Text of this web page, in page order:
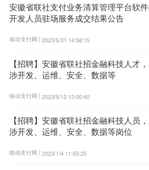
安徽省联社支付业务清算管理平台软件
开发人员驻场服务成交结果公告
移动支付网 | 2023/5/31 14:58:15
【招聘】安徽省联社招金融科技人才，
涉开发、运维、安全、数据等
移动支付网 | 2023/5/12 12:00:40
【招聘】安徽省联社招金融科技人员，
涉开发、运维、安全、数据等岗位
移动支付网 | 2023/1/4 11:55:25